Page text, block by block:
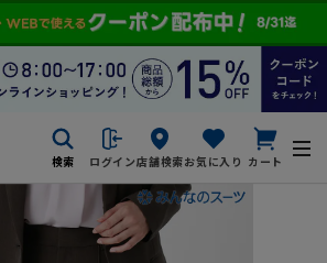
検索 ログイン店舗検索お気に入り カート